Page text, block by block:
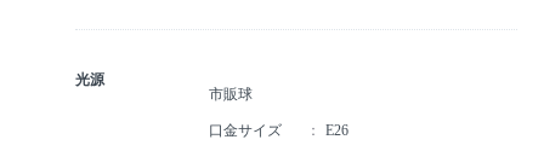
光源
市販球
口金サイズ E26